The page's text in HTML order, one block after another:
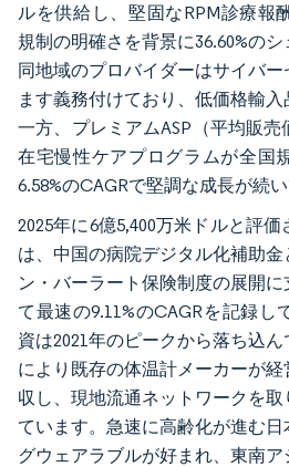
ルを供給し、堅固なRPM診療報
規制の明確さを背景に36.60%のシ
同地域のプロバイダーはサイバ
ます義務付けており、低価格輸
一方、プレミアムASP（平均販売
在宅慢性ケアプログラムが全国
6.58%のCAGRで堅調な成長が続い
2025年に6億5,400万米ドルと評
は、中国の病院デジタル化補助
ン・バーラート保険制度の展開
て最速の9.11%のCAGRを記録し
資は2021年のピークから落ち込
により既存の体温計メーカーが
収し、現地流通ネットワークを
ています。急速に高齢化が進む
グウェアラブルが好まれ、東南